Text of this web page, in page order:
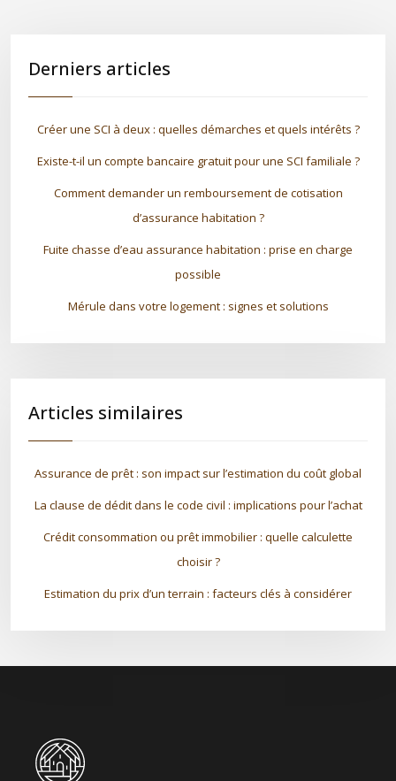
Derniers articles
Créer une SCI à deux : quelles démarches et quels intérêts ?
Existe-t-il un compte bancaire gratuit pour une SCI familiale ?
Comment demander un remboursement de cotisation
d’assurance habitation ?
Fuite chasse d’eau assurance habitation : prise en charge
possible
Mérule dans votre logement : signes et solutions
Articles similaires
Assurance de prêt : son impact sur l’estimation du coût global
La clause de dédit dans le code civil : implications pour l’achat
Crédit consommation ou prêt immobilier : quelle calculette
choisir ?
Estimation du prix d’un terrain : facteurs clés à considérer